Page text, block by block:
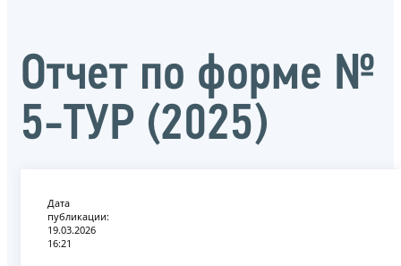
Отчет по форме №
5-ТУР (2025)
Дата
публикации:
19.03.2026
16:21